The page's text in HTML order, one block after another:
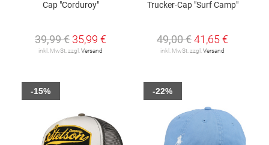
Cap "Corduroy"
39,99 € 35,99 €
inkl. MwSt. zzgl. Versand
Trucker-Cap "Surf Camp"
49,00 €41,65 €
inkl. MwSt. zzgl. Versand
-15% -22%